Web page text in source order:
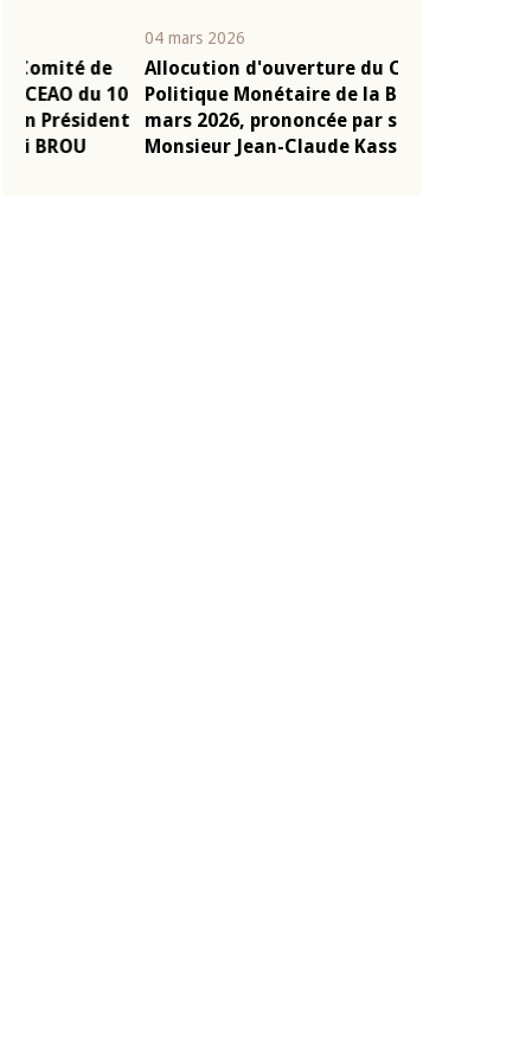
Allocution d'ouverture du Comité de
Politique Monétaire de la BCEAO du 4
mars 2026, prononcée par son Président
Monsieur Jean-Claude Kassi BROU